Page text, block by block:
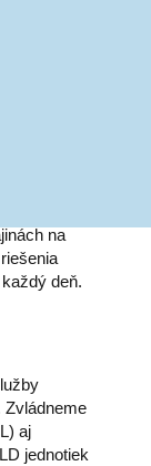
na
deň.
Zvládneme
aj
jednotiek